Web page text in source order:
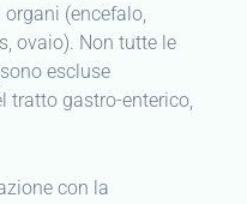
(encefalo,
ovaio). Non tutte le
escluse
tratto gastro-enterico,
con la